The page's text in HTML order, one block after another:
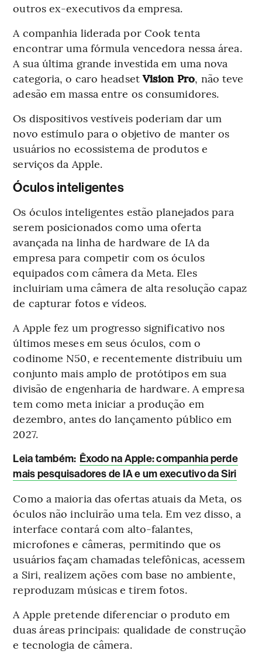
outros ex-executivos da empresa.
A companhia liderada por Cook tenta
encontrar uma fórmula vencedora nessa área.
A sua última grande investida em uma nova
categoria, o caro headsetVision Pro, não teve
adesão em massa entre os consumidores.
Os dispositivos vestíveis poderiam dar um
novo estímulo para o objetivo de manter os
usuários no ecossistema de produtos e
serviços da Apple.
Óculos inteligentes
Os óculos inteligentes estão planejados para
serem posicionados como uma oferta
avançada na linha de hardware de IA da
empresa para competir com os óculos
equipados com câmera da Meta. Eles
incluiriam uma câmera de alta resolução capaz
de capturar fotos e vídeos.
A Apple fez um progresso significativo nos
últimos meses em seus óculos, com o
codinome N50, e recentemente distribuiu um
conjunto mais amplo de protótipos em sua
divisão de engenharia de hardware. A empresa
tem como meta iniciar a produção em
dezembro, antes do lançamento público em
2027.
Leia também: Êxodo na Apple: companhia perde
mais pesquisadores de IA e um executivo da Siri
Como a maioria das ofertas atuais da Meta, os
óculos não incluirão uma tela. Em vez disso, a
interface contará com alto-falantes,
microfones e câmeras, permitindo que os
usuários façam chamadas telefônicas, acessem
a Siri, realizem ações com base no ambiente,
reproduzam músicas e tirem fotos.
A Apple pretende diferenciar o produto em
duas áreas principais: qualidade de construção
e tecnologia de câmera.